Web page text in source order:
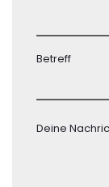
Betreff
d
Deine